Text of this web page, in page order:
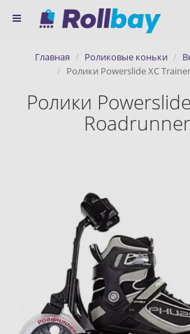
Главная Роликовые коньки
Ролики Powerslide XC
Ролики
сервиса
файлов